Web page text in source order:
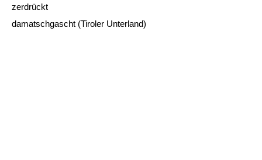
zerdrückt
damatschgascht (Tiroler Unterland)